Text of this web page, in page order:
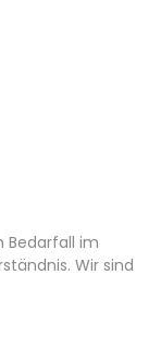
Bedarfall im
Wir sind